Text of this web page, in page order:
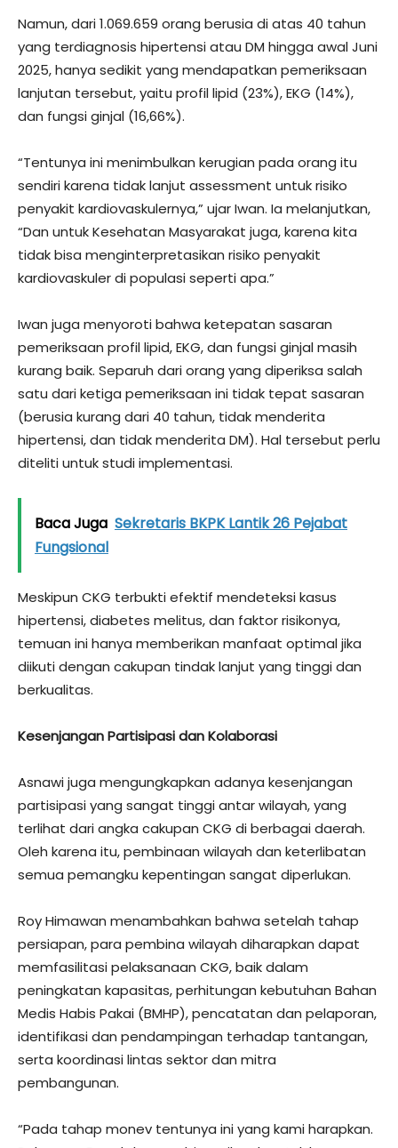
Namun, dari 1.069.659 orang berusia di atas 40 tahun
yang terdiagnosis hipertensi atau DM hingga awal Juni
2025, hanya sedikit yang mendapatkan pemeriksaan
lanjutan tersebut, yaitu profil lipid (23%), EKG (14%),
dan fungsi ginjal (16,66%).
“Tentunya ini menimbulkan kerugian pada orang itu
sendiri karena tidak lanjut assessment untuk risiko
penyakit kardiovaskulernya,” ujar Iwan. Ia melanjutkan,
“Dan untuk Kesehatan Masyarakat juga, karena kita
tidak bisa menginterpretasikan risiko penyakit
kardiovaskuler di populasi seperti apa.”
Iwan juga menyoroti bahwa ketepatan sasaran
pemeriksaan profil lipid, EKG, dan fungsi ginjal masih
kurang baik. Separuh dari orang yang diperiksa salah
satu dari ketiga pemeriksaan ini tidak tepat sasaran
(berusia kurang dari 40 tahun, tidak menderita
hipertensi, dan tidak menderita DM). Hal tersebut perlu
diteliti untuk studi implementasi.
Baca Juga Sekretaris BKPK Lantik 26 Pejabat
Fungsional
Meskipun CKG terbukti efektif mendeteksi kasus
hipertensi, diabetes melitus, dan faktor risikonya,
temuan ini hanya memberikan manfaat optimal jika
diikuti dengan cakupan tindak lanjut yang tinggi dan
berkualitas.
Kesenjangan Partisipasi dan Kolaborasi
Asnawi juga mengungkapkan adanya kesenjangan
partisipasi yang sangat tinggi antar wilayah, yang
terlihat dari angka cakupan CKG di berbagai daerah.
Oleh karena itu, pembinaan wilayah dan keterlibatan
semua pemangku kepentingan sangat diperlukan.
Roy Himawan menambahkan bahwa setelah tahap
persiapan, para pembina wilayah diharapkan dapat
memfasilitasi pelaksanaan CKG, baik dalam
peningkatan kapasitas, perhitungan kebutuhan Bahan
Medis Habis Pakai (BMHP), pencatatan dan pelaporan,
identifikasi dan pendampingan terhadap tantangan,
serta koordinasi lintas sektor dan mitra
pembangunan.
“Pada tahap monev tentunya ini yang kami harapkan.